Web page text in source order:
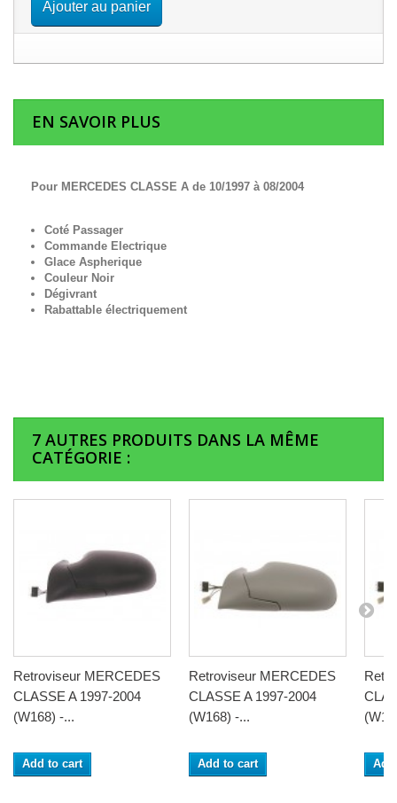
Ajouter au panier
EN SAVOIR PLUS
Pour MERCEDES CLASSE A de 10/1997 à 08/2004
Coté Passager
Commande Electrique
Glace Aspherique
Couleur Noir
Dégivrant
Rabattable électriquement
7 AUTRES PRODUITS DANS LA MÊME
CATÉGORIE :
Retroviseur MERCEDES
CLASSE A 1997-2004
(W168) -...
Add to cart
Retroviseur MERCEDES
CLASSE A 1997-2004
(W168) -...
Add to cart